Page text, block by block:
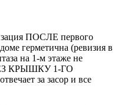
ПОСЛЕ первого
герметична (ревизия в
на 1-м этаже не
КРЫШКУ 1-ГО
за засор и все